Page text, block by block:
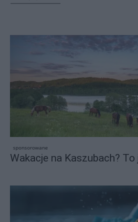
sponsorowane
Wakacje na Kaszubach?